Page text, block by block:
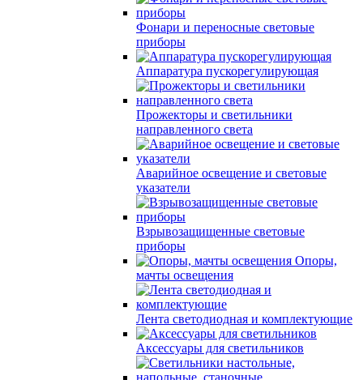
Фонари и переносные световые
приборы
Аппаратура пускорегулирующая
Прожекторы и светильники
направленного света
Аварийное освещение и световые
указатели
Взрывозащищенные световые
приборы
Опоры,
мачты освещения
Лента светодиодная и комплектующие
Аксессуары для светильников